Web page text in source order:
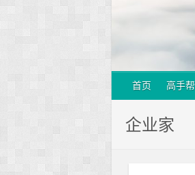
首页 高手帮
企业家